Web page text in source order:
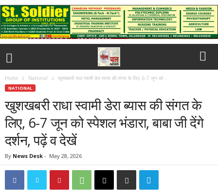
Home National खुशखबरी राधा स्वामी डेरा ब्यास की संगत के लिए, 6-7 जून को...
NATIONAL
खुशखबरी राधा स्वामी डेरा ब्यास की संगत के
लिए, 6-7 जून को स्पेशल भंडारा, बाबा जी देंगे
दर्शन, पढ़ें व देखें
By News Desk - May 28, 2026